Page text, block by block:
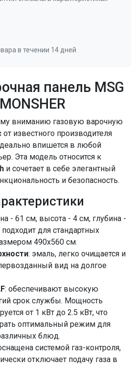
панель MSG
вниманию газовую варочную
от известного производителя
впишется в любой
Эта модель относится к
и сочетает в себе элегантный
и безопасность.
- 61 см, высота - 4 см, глубина -
для стандартных
490х560 см.
: эмаль, легко очищается и
вид на долгое
: обеспечивают высокую
срок службы. Мощность
от 1 кВт до 2.5 кВт, что
оптимальный режим для
блюд.
системой газ-контроля,
отключает подачу газа в
в течении 14 дней